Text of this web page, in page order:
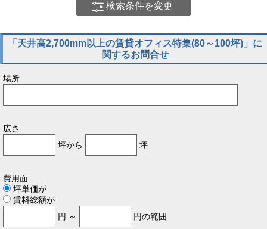
検索条件を変更
「天井高2,700mm以上の賃貸オフィス特集(80～100坪)」に
関するお問合せ
場所
広さ
坪から
坪
費用面
坪単価が
賃料総額が
円 ～
円の範囲